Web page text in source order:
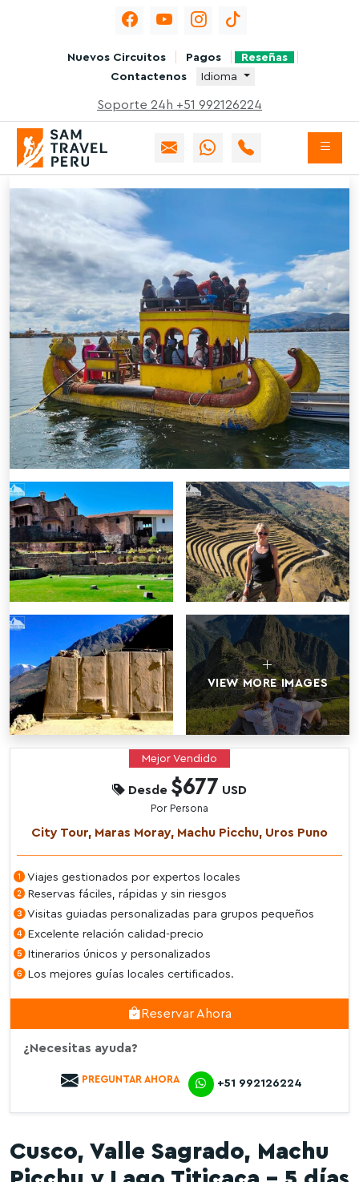
Nuevos Circuitos Pagos
Reseñas
Contactenos
Idioma
Soporte 24h +51 992126224
VIEW MORE IMAGES
Mejor Vendido
Desde $677 USD
Por Persona
City Tour, Maras Moray, Machu Picchu, Uros Puno
Viajes gestionados por expertos locales
Reservas fáciles, rápidas y sin riesgos
Visitas guiadas personalizadas para grupos pequeños
Excelente relación calidad-precio
Itinerarios únicos y personalizados
Los mejores guías locales certificados.
Reservar Ahora
¿Necesitas ayuda?
PREGUNTAR AHORA +51 992126224
Cusco, Valle Sagrado, Machu